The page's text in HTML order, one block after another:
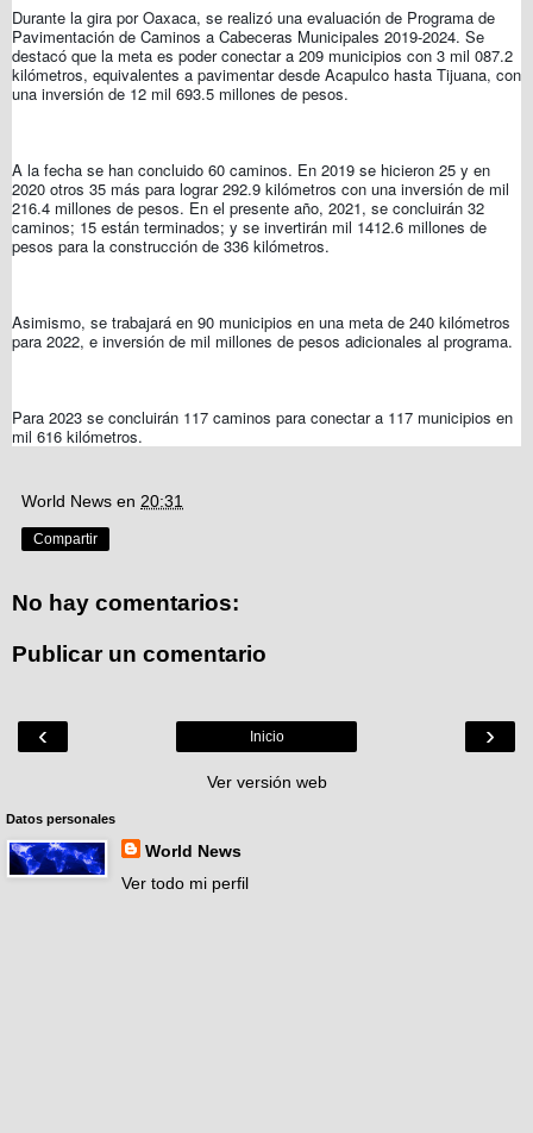
Durante la gira por Oaxaca, se realizó una evaluación de Programa de
Pavimentación de Caminos a Cabeceras Municipales 2019-2024. Se
destacó que la meta es poder conectar a 209 municipios con 3 mil 087.2
kilómetros, equivalentes a pavimentar desde Acapulco hasta Tijuana, con
una inversión de 12 mil 693.5 millones de pesos.
A la fecha se han concluido 60 caminos. En 2019 se hicieron 25 y en
2020 otros 35 más para lograr 292.9 kilómetros con una inversión de mil
216.4 millones de pesos. En el presente año, 2021, se concluirán 32
caminos; 15 están terminados; y se invertirán mil 1412.6 millones de
pesos para la construcción de 336 kilómetros.
Asimismo, se trabajará en 90 municipios en una meta de 240 kilómetros
para 2022, e inversión de mil millones de pesos adicionales al programa.
Para 2023 se concluirán 117 caminos para conectar a 117 municipios en
mil 616 kilómetros.
World News en 20:31
Compartir
No hay comentarios:
Publicar un comentario
‹ ›
Inicio
Ver versión web
Datos personales
World News
Ver todo mi perfil